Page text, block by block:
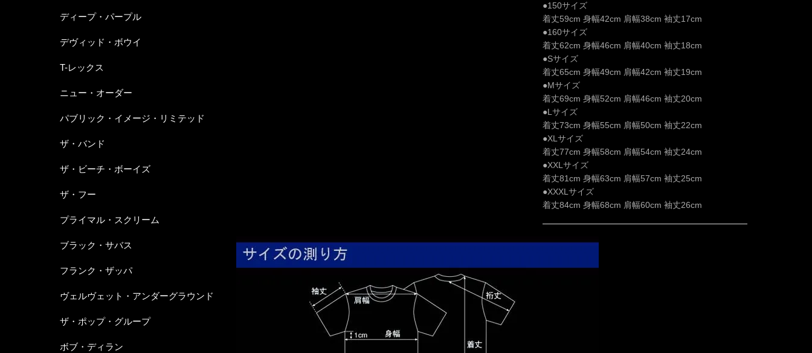
●150サイズ
着丈59cm 身幅42cm 肩幅38cm 袖丈17cm
●160サイズ
着丈62cm 身幅46cm 肩幅40cm 袖丈18cm
●Sサイズ
着丈65cm 身幅49cm 肩幅42cm 袖丈19cm
●Mサイズ
着丈69cm 身幅52cm 肩幅46cm 袖丈20cm
●Lサイズ
着丈73cm 身幅55cm 肩幅50cm 袖丈22cm
●XLサイズ
着丈77cm 身幅58cm 肩幅54cm 袖丈24cm
●XXLサイズ
着丈81cm 身幅63cm 肩幅57cm 袖丈25cm
●XXXLサイズ
着丈84cm 身幅68cm 肩幅60cm 袖丈26cm
ディープ・パープル
デヴィッド・ボウイ
T-レックス
ニュー・オーダー
パブリック・イメージ・リミテッド
ザ・バンド
ザ・ビーチ・ボーイズ
ザ・フー
プライマル・スクリーム
ブラック・サバス
フランク・ザッパ
ヴェルヴェット・アンダーグラウンド
ザ・ポップ・グループ
ボブ・ディラン